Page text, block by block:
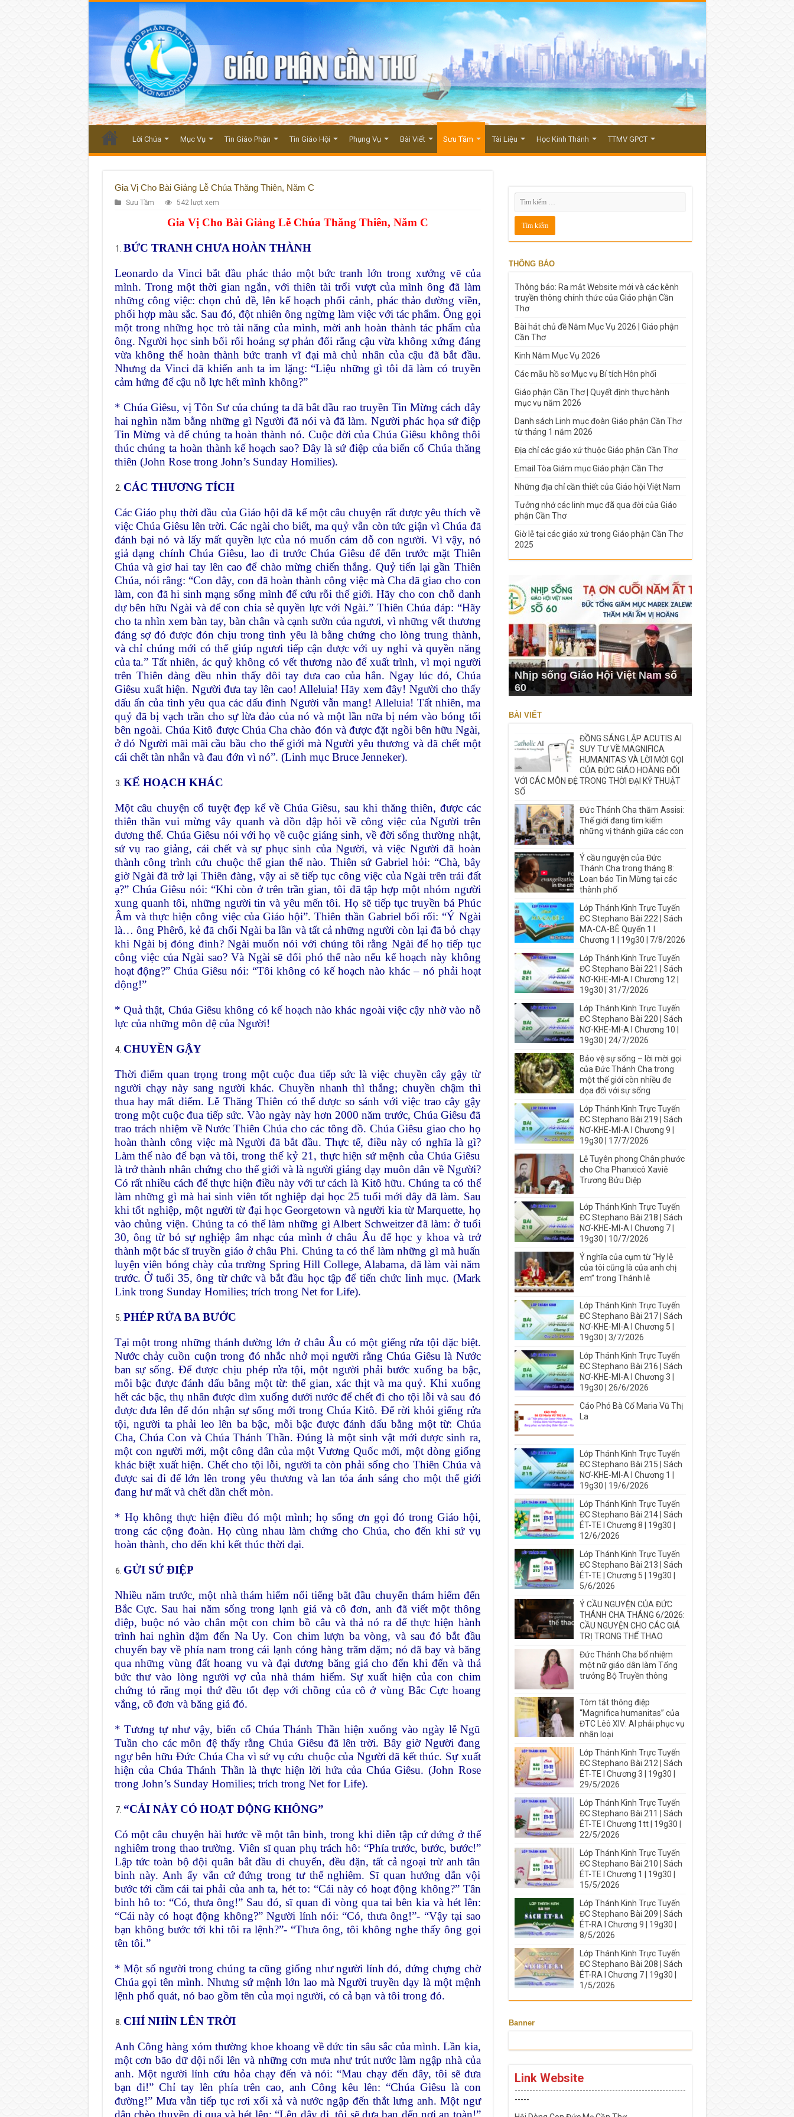
Lời Chúa Mục Vụ Tin Giáo Phận Tin Giáo Hội Phụng Vụ Bài Viết Sưu Tầm Tài Liệu Học Kinh Thánh TTMV GPCT
Gia Vị Cho Bài Giảng Lễ Chúa Thăng Thiên, Năm C
Sưu Tầm 542 lượt xem
Gia Vị Cho Bài Giảng Lễ Chúa Thăng Thiên, Năm C
BỨC TRANH CHƯA HOÀN THÀNH
Leonardo da Vinci bắt đầu phác thảo một bức tranh lớn trong xưởng vẽ của
mình. Trong một thời gian ngắn, với thiên tài trổi vượt của mình ông đã làm
những công việc: chọn chủ đề, lên kế hoạch phối cảnh, phác thảo đường viền,
phối hợp màu sắc. Sau đó, đột nhiên ông ngừng làm việc với tác phẩm. Ông gọi
một trong những học trò tài năng của mình, mời anh hoàn thành tác phẩm của
ông. Người học sinh bối rối hoảng sợ phản đối rằng cậu vừa không xứng đáng
vừa không thể hoàn thành bức tranh vĩ đại mà chủ nhân của cậu đã bắt đầu.
Nhưng da Vinci đã khiến anh ta im lặng: “Liệu những gì tôi đã làm có truyền
cảm hứng để cậu nỗ lực hết mình không?”
* Chúa Giêsu, vị Tôn Sư của chúng ta đã bắt đầu rao truyền Tin Mừng cách đây
hai nghìn năm bằng những gì Người đã nói và đã làm. Người phác họa sứ điệp
Tin Mừng và để chúng ta hoàn thành nó. Cuộc đời của Chúa Giêsu không thôi
thúc chúng ta hoàn thành kế hoạch sao? Đây là sứ điệp của biến cố Chúa thăng
thiên (John Rose trong John’s Sunday Homilies).
CÁC THƯƠNG TÍCH
Các Giáo phụ thời đầu của Giáo hội đã kể một câu chuyện rất được yêu thích về
việc Chúa Giêsu lên trời. Các ngài cho biết, ma quỷ vẫn còn tức giận vì Chúa đã
đánh bại nó và lấy mất quyền lực của nó muốn cám dỗ con người. Vì vậy, nó
giả dạng chính Chúa Giêsu, lao đi trước Chúa Giêsu để đến trước mặt Thiên
Chúa và giơ hai tay lên cao để chào mừng chiến thắng. Quỷ tiến lại gần Thiên
Chúa, nói rằng: “Con đây, con đã hoàn thành công việc mà Cha đã giao cho con
làm, con đã hi sinh mạng sống mình để cứu rỗi thế giới. Hãy cho con chỗ danh
dự bên hữu Ngài và để con chia sẻ quyền lực với Ngài.” Thiên Chúa đáp: “Hãy
cho ta nhìn xem bàn tay, bàn chân và cạnh sườn của ngươi, vì những vết thương
đáng sợ đó được đón chịu trong tình yêu là bằng chứng cho lòng trung thành,
và chỉ chúng mới có thể giúp ngươi tiếp cận được với uy nghi và quyền năng
của ta.” Tất nhiên, ác quỷ không có vết thương nào để xuất trình, vì mọi người
trên Thiên đàng đều nhìn thấy đôi tay đưa cao của hắn. Ngay lúc đó, Chúa
Giêsu xuất hiện. Người đưa tay lên cao! Alleluia! Hãy xem đây! Người cho thấy
dấu ấn của tình yêu qua các dấu đinh Người vẫn mang! Alleluia! Tất nhiên, ma
quỷ đã bị vạch trần cho sự lừa đảo của nó và một lần nữa bị ném vào bóng tối
bên ngoài. Chúa Kitô được Chúa Cha chào đón và được đặt ngồi bên hữu Ngài,
ở đó Người mãi mãi cầu bầu cho thế giới mà Người yêu thương và đã chết một
cái chết tàn nhẫn và đau đớn vì nó”. (Linh mục Bruce Jenneker).
KẾ HOẠCH KHÁC
Một câu chuyện cổ tuyệt đẹp kể về Chúa Giêsu, sau khi thăng thiên, được các
thiên thần vui mừng vây quanh và dồn dập hỏi về công việc của Người trên
dương thế. Chúa Giêsu nói với họ về cuộc giáng sinh, về đời sống thường nhật,
sứ vụ rao giảng, cái chết và sự phục sinh của Người, và việc Người đã hoàn
thành công trình cứu chuộc thế gian thế nào. Thiên sứ Gabriel hỏi: “Chà, bây
giờ Ngài đã trở lại Thiên đàng, vậy ai sẽ tiếp tục công việc của Ngài trên trái đất
ạ?” Chúa Giêsu nói: “Khi còn ở trên trần gian, tôi đã tập hợp một nhóm người
xung quanh tôi, những người tin và yêu mến tôi. Họ sẽ tiếp tục truyền bá Phúc
Âm và thực hiện công việc của Giáo hội”. Thiên thần Gabriel bối rối: “Ý Ngài
là… ông Phêrô, kẻ đã chối Ngài ba lần và tất cả những người còn lại đã bỏ chạy
khi Ngài bị đóng đinh? Ngài muốn nói với chúng tôi rằng Ngài để họ tiếp tục
công việc của Ngài sao? Và Ngài sẽ đối phó thế nào nếu kế hoạch này không
hoạt động?” Chúa Giêsu nói: “Tôi không có kế hoạch nào khác – nó phải hoạt
động!”
* Quả thật, Chúa Giêsu không có kế hoạch nào khác ngoài việc cậy nhờ vào nỗ
lực của những môn đệ của Người!
CHUYỀN GẬY
Thời điểm quan trọng trong một cuộc đua tiếp sức là việc chuyền cây gậy từ
người chạy này sang người khác. Chuyền nhanh thì thắng; chuyền chậm thì
thua hay mất điểm. Lễ Thăng Thiên có thể được so sánh với việc trao cây gậy
trong một cuộc đua tiếp sức. Vào ngày này hơn 2000 năm trước, Chúa Giêsu đã
trao trách nhiệm về Nước Thiên Chúa cho các tông đồ. Chúa Giêsu giao cho họ
hoàn thành công việc mà Người đã bắt đầu. Thực tế, điều này có nghĩa là gì?
Làm thế nào để bạn và tôi, trong thế kỷ 21, thực hiện sứ mệnh của Chúa Giêsu
là trở thành nhân chứng cho thế giới và là người giảng dạy muôn dân về Người?
Có rất nhiều cách để thực hiện điều này với tư cách là Kitô hữu. Chúng ta có thể
làm những gì mà hai sinh viên tốt nghiệp đại học 25 tuổi mới đây đã làm. Sau
khi tốt nghiệp, một người từ đại học Georgetown và người kia từ Marquette, họ
vào chủng viện. Chúng ta có thể làm những gì Albert Schweitzer đã làm: ở tuổi
30, ông từ bỏ sự nghiệp âm nhạc của mình ở châu Âu để học y khoa và trở
thành một bác sĩ truyền giáo ở châu Phi. Chúng ta có thể làm những gì mà huấn
luyện viên bóng chày của trường Spring Hill College, Alabama, đã làm vài năm
trước. Ở tuổi 35, ông từ chức và bắt đầu học tập để tiến chức linh mục. (Mark
Link trong Sunday Homilies; trích trong Net for Life).
PHÉP RỬA BA BƯỚC
Tại một trong những thánh đường lớn ở châu Âu có một giếng rửa tội đặc biệt.
Nước chảy cuồn cuộn trong đó nhắc nhở mọi người rằng Chúa Giêsu là Nước
ban sự sống. Để được chịu phép rửa tội, một người phải bước xuống ba bậc,
mỗi bậc được đánh dấu bằng một từ: thế gian, xác thịt và ma quỷ. Khi xuống
hết các bậc, thụ nhân được dìm xuống dưới nước để chết đi cho tội lỗi và sau đó
được đưa lên để đón nhận sự sống mới trong Chúa Kitô. Để rời khỏi giếng rửa
tội, người ta phải leo lên ba bậc, mỗi bậc được đánh dấu bằng một từ: Chúa
Cha, Chúa Con và Chúa Thánh Thần. Đúng là một sinh vật mới được sinh ra,
một con người mới, một công dân của một Vương Quốc mới, một dòng giống
khác biệt xuất hiện. Chết cho tội lỗi, người ta còn phải sống cho Thiên Chúa và
được sai đi để lớn lên trong yêu thương và lan tỏa ánh sáng cho một thế giới
đang hư mất và chết dần chết mòn.
* Họ không thực hiện điều đó một mình; họ sống ơn gọi đó trong Giáo hội,
trong các cộng đoàn. Họ cùng nhau làm chứng cho Chúa, cho đến khi sứ vụ
hoàn thành, cho đến khi kết thúc thời đại.
GỬI SỨ ĐIỆP
Nhiều năm trước, một nhà thám hiểm nổi tiếng bắt đầu chuyến thám hiểm đến
Bắc Cực. Sau hai năm sống trong lạnh giá và cô đơn, anh đã viết một thông
điệp, buộc nó vào chân một con chim bồ câu và thả nó ra để thực hiện hành
trình hai nghìn dặm đến Na Uy. Con chim lượn ba vòng, và sau đó bắt đầu
chuyến bay về phía nam trong cái lạnh cóng hàng trăm dặm; nó đã bay và băng
qua những vùng đất hoang vu và đại dương băng giá cho đến khi đến và thả
bức thư vào lòng người vợ của nhà thám hiểm. Sự xuất hiện của con chim
chứng tỏ rằng mọi thứ đều tốt đẹp với chồng của cô ở vùng Bắc Cực hoang
vắng, cô đơn và băng giá đó.
* Tương tự như vậy, biến cố Chúa Thánh Thần hiện xuống vào ngày lễ Ngũ
Tuần cho các môn đệ thấy rằng Chúa Giêsu đã lên trời. Bây giờ Người đang
ngự bên hữu Đức Chúa Cha vì sứ vụ cứu chuộc của Người đã kết thúc. Sự xuất
hiện của Chúa Thánh Thần là thực hiện lời hứa của Chúa Giêsu. (John Rose
trong John’s Sunday Homilies; trích trong Net for Life).
“CÁI NÀY CÓ HOẠT ĐỘNG KHÔNG”
Có một câu chuyện hài hước về một tân binh, trong khi diễn tập cứ đứng ở thế
nghiêm trong thao trường. Viên sĩ quan phụ trách hô: “Phía trước, bước, bước!”
Lập tức toàn bộ đội quân bắt đầu di chuyển, đều đặn, tất cả ngoại trừ anh tân
binh này. Anh ấy vẫn cứ đứng trong tư thế nghiêm. Sĩ quan hướng dẫn vội
bước tới cầm cái tai phải của anh ta, hét to: “Cái này có hoạt động không?” Tân
binh hô to: “Có, thưa ông!” Sau đó, sĩ quan đi vòng qua tai bên kia và hét lên:
“Cái này có hoạt động không?” Người lính nói: “Có, thưa ông!”- “Vậy tại sao
bạn không bước tới khi tôi ra lệnh?”- “Thưa ông, tôi không nghe thấy ông gọi
tên tôi.”
* Một số người trong chúng ta cũng giống như người lính đó, đứng chựng chờ
Chúa gọi tên mình. Nhưng sứ mệnh lớn lao mà Người truyền dạy là một mệnh
lệnh phổ quát, nó bao gồm tên của mọi người, có cả bạn và tôi trong đó.
CHỈ NHÌN LÊN TRỜI
Anh Công hàng xóm thường khoe khoang về đức tin sâu sắc của mình. Lần kia,
một cơn bão dữ dội nổi lên và những cơn mưa như trút nước làm ngập nhà của
anh. Một người lính cứu hỏa chạy đến và nói: “Mau chạy đến đây, tôi sẽ đưa
bạn đi!” Chỉ tay lên phía trên cao, anh Công kêu lên: “Chúa Giêsu là con
đường!” Mưa vẫn tiếp tục rơi xối xả và nước ngập đến thắt lưng anh. Một ngư
dân chèo thuyền đi qua và hét lên: “Lên đây đi, tôi sẽ đưa bạn đến nơi an toàn!”
THÔNG BÁO
Thông báo: Ra mắt Website mới và các kênh
truyền thông chính thức của Giáo phận Cần
Thơ
Bài hát chủ đề Năm Mục Vụ 2026 | Giáo phận
Cần Thơ
Kinh Năm Mục Vụ 2026
Các mẫu hồ sơ Mục vụ Bí tích Hôn phối
Giáo phận Cần Thơ | Quyết định thực hành
mục vụ năm 2026
Danh sách Linh mục đoàn Giáo phận Cần Thơ
từ tháng 1 năm 2026
Địa chỉ các giáo xứ thuộc Giáo phận Cần Thơ
Email Tòa Giám mục Giáo phận Cần Thơ
Những địa chỉ cần thiết của Giáo hội Việt Nam
Tưởng nhớ các linh mục đã qua đời của Giáo
phận Cần Thơ
Giờ lễ tại các giáo xứ trong Giáo phận Cần Thơ
2025
Nhịp sống Giáo Hội Việt Nam số
60
BÀI VIẾT
ĐỒNG SÁNG LẬP ACUTIS AI
SUY TƯ VỀ MAGNIFICA
HUMANITAS VÀ LỜI MỜI GỌI
CỦA ĐỨC GIÁO HOÀNG ĐỐI
VỚI CÁC MÔN ĐỆ TRONG THỜI ĐẠI KỸ THUẬT
SỐ
Đức Thánh Cha thăm Assisi:
Thế giới đang tìm kiếm
những vị thánh giữa các con
Ý cầu nguyện của Đức
Thánh Cha trong tháng 8:
Loan báo Tin Mừng tại các
thành phố
Lớp Thánh Kinh Trực Tuyến
ĐC Stephano Bài 222 | Sách
MA-CA-BÊ Quyển 1 I
Chương 1 | 19g30 | 7/8/2026
Lớp Thánh Kinh Trực Tuyến
ĐC Stephano Bài 221 | Sách
NƠ-KHE-MI-A I Chương 12 |
19g30 | 31/7/2026
Lớp Thánh Kinh Trực Tuyến
ĐC Stephano Bài 220 | Sách
NƠ-KHE-MI-A I Chương 10 |
19g30 | 24/7/2026
Bảo vệ sự sống – lời mời gọi
của Đức Thánh Cha trong
một thế giới còn nhiều đe
dọa đối với sự sống
Lớp Thánh Kinh Trực Tuyến
ĐC Stephano Bài 219 | Sách
NƠ-KHE-MI-A I Chương 9 |
19g30 | 17/7/2026
Lễ Tuyên phong Chân phước
cho Cha Phanxicô Xaviê
Trương Bửu Diệp
Lớp Thánh Kinh Trực Tuyến
ĐC Stephano Bài 218 | Sách
NƠ-KHE-MI-A I Chương 7 |
19g30 | 10/7/2026
Ý nghĩa của cụm từ “Hy lễ
của tôi cũng là của anh chị
em” trong Thánh lễ
Lớp Thánh Kinh Trực Tuyến
ĐC Stephano Bài 217 | Sách
NƠ-KHE-MI-A I Chương 5 |
19g30 | 3/7/2026
Lớp Thánh Kinh Trực Tuyến
ĐC Stephano Bài 216 | Sách
NƠ-KHE-MI-A I Chương 3 |
19g30 | 26/6/2026
Cáo Phó Bà Cố Maria Vũ Thị
La
Lớp Thánh Kinh Trực Tuyến
ĐC Stephano Bài 215 | Sách
NƠ-KHE-MI-A I Chương 1 |
19g30 | 19/6/2026
Lớp Thánh Kinh Trực Tuyến
ĐC Stephano Bài 214 | Sách
ÉT-TE I Chương 8 | 19g30 |
12/6/2026
Lớp Thánh Kinh Trực Tuyến
ĐC Stephano Bài 213 | Sách
ÉT-TE | Chương 5 | 19g30 |
5/6/2026
Ý CẦU NGUYỆN CỦA ĐỨC
THÁNH CHA THÁNG 6/2026:
CẦU NGUYỆN CHO CÁC GIÁ
TRỊ TRONG THỂ THAO
Đức Thánh Cha bổ nhiệm
một nữ giáo dân làm Tổng
trưởng Bộ Truyền thông
Tóm tắt thông điệp
“Magnifica humanitas” của
ĐTC Lêô XIV: AI phải phục vụ
nhân loại
Lớp Thánh Kinh Trực Tuyến
ĐC Stephano Bài 212 | Sách
ÉT-TE I Chương 3 | 19g30 |
29/5/2026
Lớp Thánh Kinh Trực Tuyến
ĐC Stephano Bài 211 | Sách
ÉT-TE I Chương 1tt | 19g30 |
22/5/2026
Lớp Thánh Kinh Trực Tuyến
ĐC Stephano Bài 210 | Sách
ÉT-TE I Chương 1 | 19g30 |
15/5/2026
Lớp Thánh Kinh Trực Tuyến
ĐC Stephano Bài 209 | Sách
ÉT-RA I Chương 9 | 19g30 |
8/5/2026
Lớp Thánh Kinh Trực Tuyến
ĐC Stephano Bài 208 | Sách
ÉT-RA I Chương 7 | 19g30 |
1/5/2026
Banner
Link Website
----------------------------------------------------------
-----